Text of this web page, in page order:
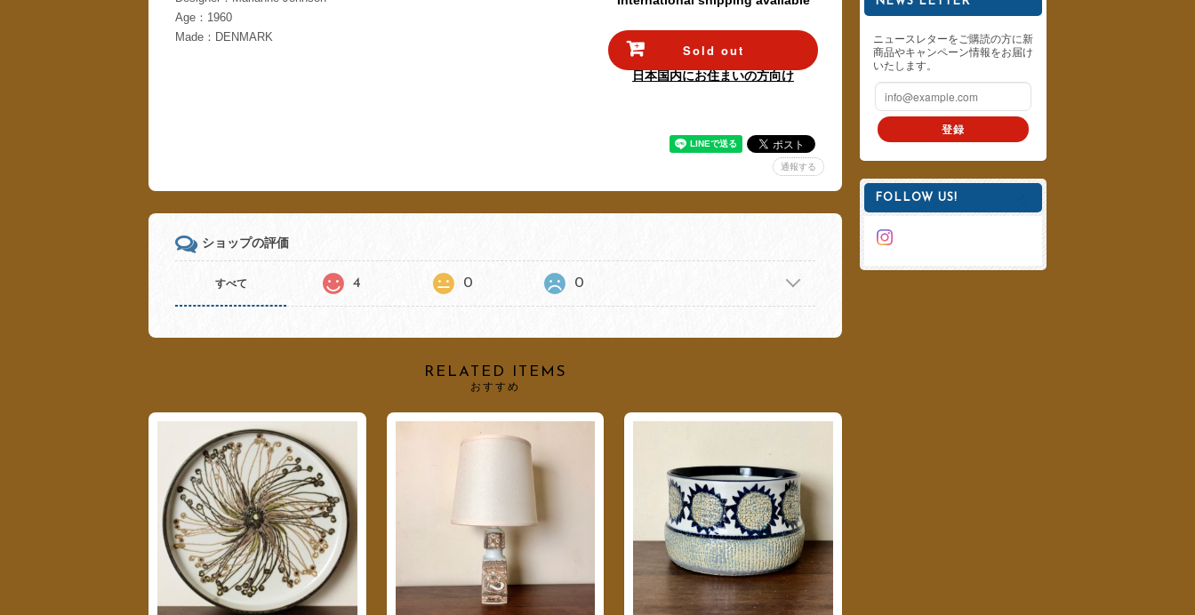
Age：1960
Made：DENMARK
Sold out
日本国内にお住まいの方向け
通報する
ショップの評価
すべて 4 0 0
RELATED ITEMS
おすすめ
ニュースレターをご購読の方に新
商品やキャンペーン情報をお届け
いたします。
登録
FOLLOW US!